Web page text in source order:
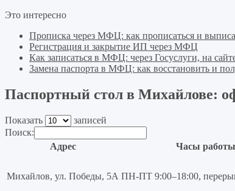
Это интересно
Прописка через МФЦ: как прописаться и
Регистрация и закрытие ИП через МФЦ
Как записаться в МФЦ: через Госуслуги, на
Замена паспорта в МФЦ: как восстановить и
Паспортный стол в Михайлове:
Показать
записей
Поиск:
Адрес
Часы работы
Михайлов, ул. Победы, 5А ПН-ПТ 9:00–18:00,